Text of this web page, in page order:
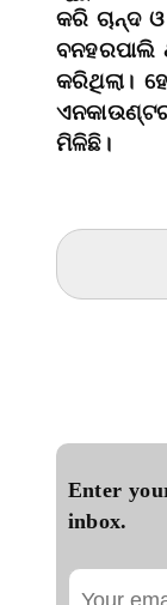
କରି ଚାନ୍ଦ
ବନହରପାଲି
କରିଥିଲା।
ମିଳିଛି।
Enter
inbox.